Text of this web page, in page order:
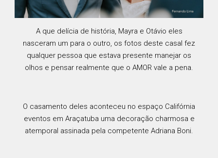
A que delícia de história, Mayra e Otávio eles
nasceram um para o outro, os fotos deste casal fez
qualquer pessoa que estava presente manejar os
olhos e pensar realmente que o AMOR vale a pena.
O casamento deles aconteceu no espaço Califórnia
eventos em Araçatuba uma decoração charmosa e
atemporal assinada pela competente Adriana Boni.